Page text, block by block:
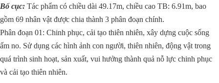
Bố cục: Tác phẩm có chiều dài 49.17m, chiều cao TB: 6.91m, bao
gồm 69 nhân vật được chia thành 3 phân đoạn chính.
Phân đoạn 01: Chinh phục, cải tạo thiên nhiên, xây dựng cuộc sống
ấm no. Sử dụng các hình ảnh con người, thiên nhiên, động vật trong
quá trình sinh hoạt, sản xuất, vui hưởng thành quả nỗ lực chinh phục
và cải tạo thiên nhiên.